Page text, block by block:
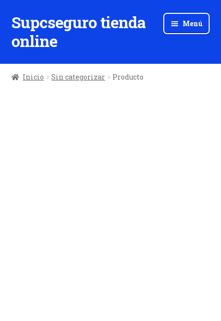
Ir
a
la
Ir
al
contenido
Supcseguro tienda
online
Menú
Inicio Sin categorizar Producto